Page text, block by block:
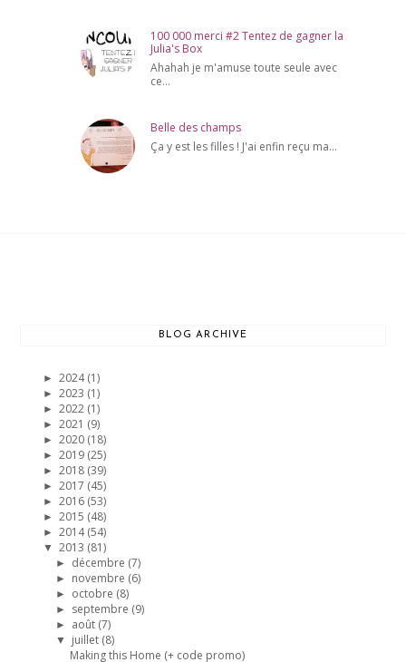
100 000 merci #2 Tentez de gagner la
Julia's Box
Ahahah je m'amuse toute seule avec
ce...
Belle des champs
Ça y est les filles ! J'ai enfin reçu ma...
BLOG ARCHIVE
► 2024(1)
► 2023 (1)
► 2022 (1)
► 2021 (9)
► 2020 (18)
► 2019 (25)
► 2018 (39)
► 2017 (45)
► 2016 (53)
► 2015 (48)
► 2014(54)
▼ 2013 (81)
► décembre (7)
► novembre (6)
► octobre (8)
► septembre (9)
► août (7)
▼ juillet (8)
Making this Home (+ code promo)